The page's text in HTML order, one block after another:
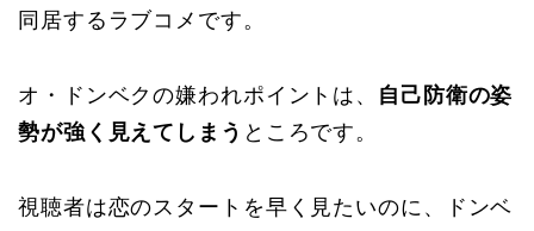
同居するラブコメです。
オ・ドンベクの嫌われポイントは、 自己防衛の姿
勢が強く見えてしまう ところです。
視聴者は恋のスタートを早く見たいのに、ドンベ